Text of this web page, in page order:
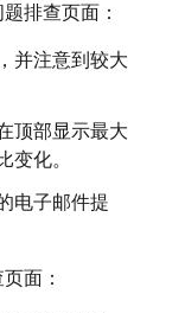
排查页面：
并注意到较大
顶部显示最大
化。
电子邮件提
面：